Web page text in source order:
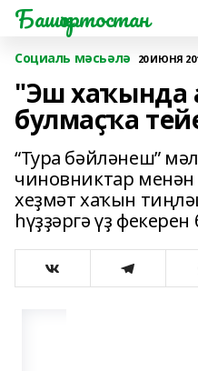
Башҡортостан
Социаль мәсьәлә 20 ИЮНЯ
"Эш хаҡында
булмаҫҡа
“Тура бәйләнеш”
чиновниктар
хеҙмәт хаҡын
һүҙҙәргә үҙ фекерен